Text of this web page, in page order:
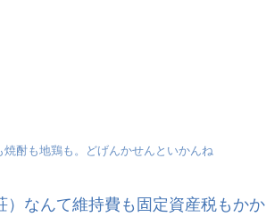
酎も地鶏も。どげんかせんといかんね
なんて維持費も固定資産税もかか